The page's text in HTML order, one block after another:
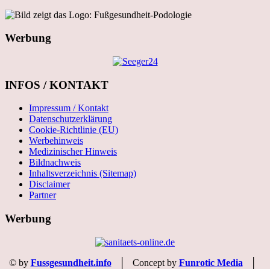
Werbung
INFOS / KONTAKT
Impressum / Kontakt
Datenschutzerklärung
Cookie-Richtlinie (EU)
Werbehinweis
Medizinischer Hinweis
Bildnachweis
Inhaltsverzeichnis (Sitemap)
Disclaimer
Partner
Werbung
© by Fussgesundheit.info│ Concept by Funrotic Media